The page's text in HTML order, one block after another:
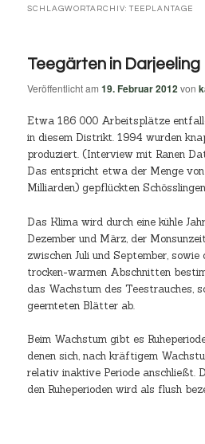
SCHLAGWORTARCHIV:TEEPLANTAGE
Teegärten in Darjeeling
Veröffentlicht am19. Februar 2012von
Etwa 186 000 Arbeitsplätze
in diesem Distrikt. 1994 wurden
produziert. (Interview mit Ranen
Das entspricht etwa der Menge
Milliarden) gepflückten
Das Klima wird durch eine kühle
Dezember und März, der
zwischen Juli und September, sowie
trocken-warmen Abschnitten
das Wachstum des Teestrauches,
geernteten Blätter ab.
Beim Wachstum gibt es
denen sich, nach kräftigem
relativ inaktive Periode anschließt.
den Ruheperioden wird als flush